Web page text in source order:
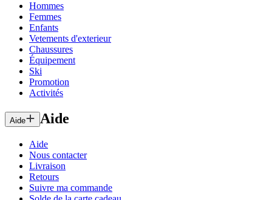
Hommes
Femmes
Enfants
Vetements d'exterieur
Chaussures
Équipement
Ski
Promotion
Activités
Aide Aide
Aide
Nous contacter
Livraison
Retours
Suivre ma commande